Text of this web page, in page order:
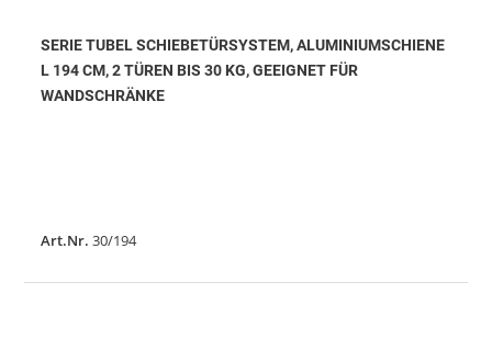
SERIE TUBEL SCHIEBETÜRSYSTEM, ALUMINIUMSCHIENE
L 194 CM, 2 TÜREN BIS 30 KG, GEEIGNET FÜR
WANDSCHRÄNKE
Art.Nr. 30/194